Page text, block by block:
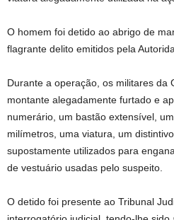
O homem foi detido ao abrigo de
flagrante delito emitidos pela
Durante a operação, os militares da
montante alegadamente furtado e
numerário, um bastão extensível,
milímetros, uma viatura, um
supostamente utilizados para
de vestuário usadas pelo suspeito.
O detido foi presente ao Tribunal